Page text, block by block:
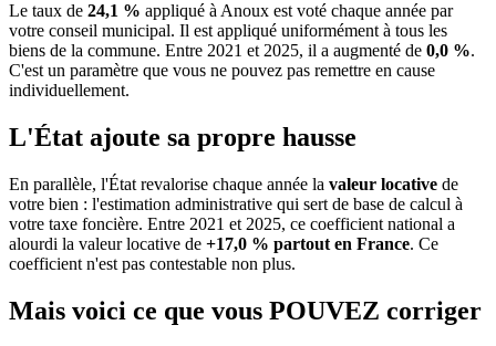
Le taux de 24,1 % appliqué à Anoux est voté chaque année par
votre conseil municipal. Il est appliqué uniformément à tous les
biens de la commune. Entre 2021 et 2025, il a augmenté de 0,0 %.
C'est un paramètre que vous ne pouvez pas remettre en cause
individuellement.
L'État ajoute sa propre hausse
En parallèle, l'État revalorise chaque année la valeur locative de
votre bien : l'estimation administrative qui sert de base de calcul à
votre taxe foncière. Entre 2021 et 2025, ce coefficient national a
alourdi la valeur locative de +17,0 % partout en France. Ce
coefficient n'est pas contestable non plus.
Mais voici ce que vous POUVEZ corriger